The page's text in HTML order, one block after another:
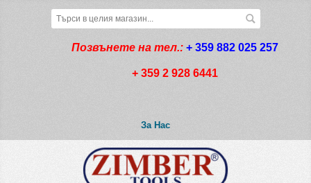
Позвънете на тел.: + 359 882 025 257
+ 359 2 928 6441
За Нас